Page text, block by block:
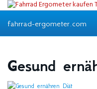
Skip
main
content
fahrrad-ergometer.com
Gesund